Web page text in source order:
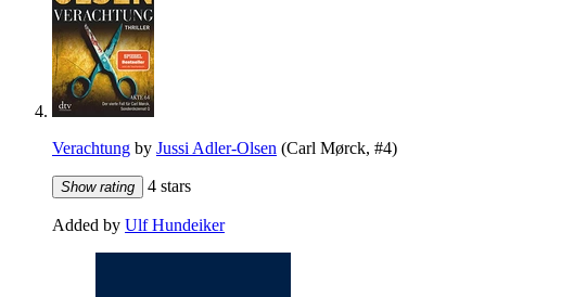
Verachtung by Jussi Adler-Olsen (Carl Mørck, #4)
Show rating 4 stars
Added by Ulf Hundeiker